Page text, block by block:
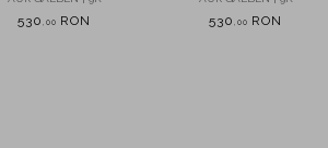
530,00 RON 530,00 RON